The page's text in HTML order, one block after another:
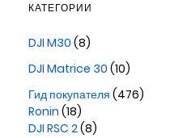
КАТЕГОРИИ
DJI M30 (8)
DJI Matrice 30 (10)
Гид покупателя (476)
Ronin (18)
DJI RSC 2(8)